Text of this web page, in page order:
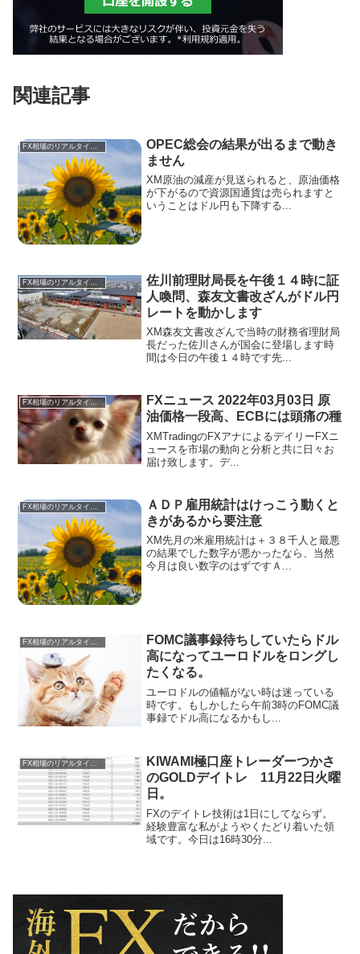
関連記事
FX相場のリアルタイム情報
OPEC総会の結果が出るまで動き
ません
XM原油の減産が見送られると、原油価格
が下がるので資源国通貨は売られますと
いうことはドル円も下降する...
FX相場のリアルタイム情報
佐川前理財局長を午後１４時に証
人喚問、森友文書改ざんがドル円
レートを動かします
XM森友文書改ざんで当時の財務省理財局
長だった佐川さんが国会に登場します時
間は今日の午後１４時です先...
FX相場のリアルタイム情報
FXニュース 2022年03月03日 原
油価格一段高、ECBには頭痛の種
XMTradingのFXアナによるデイリーFXニ
ュースを市場の動向と分析と共に日々お
届け致します。デ...
ＡＤＰ雇用統計はけっこう動くと
きがあるから要注意
XM先月の米雇用統計は＋３８千人と最悪
の結果でした数字が悪かったなら、当然
今月は良い数字のはずですＡ...
FX相場のリアルタイム情報
FOMC議事録待ちしていたらドル
高になってユーロドルをロングし
たくなる。
ユーロドルの値幅がない時は迷っている
時です。もしかしたら午前3時のFOMC議
事録でドル高になるかもし...
FX相場のリアルタイム情報
KIWAMI極口座トレーダーつかさ
のGOLDデイトレ 11月22日火曜
日。
FXのデイトレ技術は1日にしてならず。
経験豊富な私がようやくたどり着いた領
域です。今日は16時30分...